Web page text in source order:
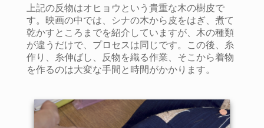
上記の反物はオヒョウという貴重な木の樹皮で
す。映画の中では、シナの木から皮をはぎ、煮て
乾かすところまでを紹介していますが、木の種類
が違うだけで、プロセスは同じです。この後、糸
作り、糸伸ばし、反物を織る作業、そこから着物
を作るのは大変な手間と時間がかかります。